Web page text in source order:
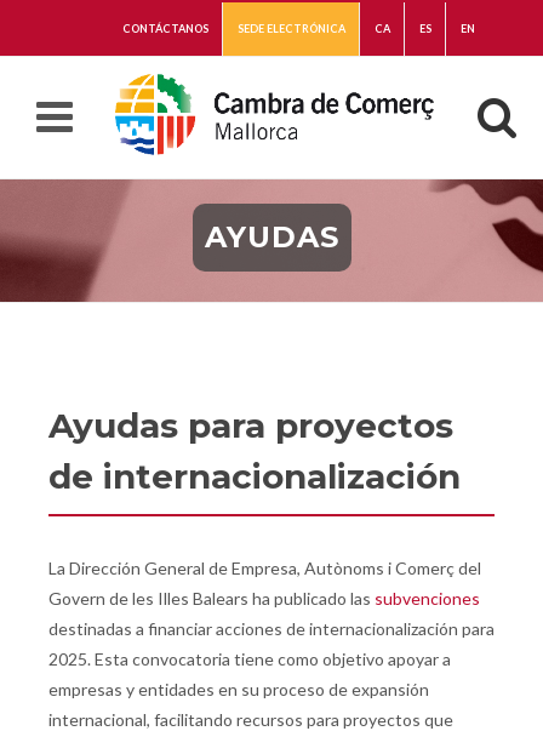
CONTÁCTANOS SEDE ELECTRÓNICA CA ES EN
AYUDAS
Ayudas para proyectos
de internacionalización
La Dirección General de Empresa, Autònoms i Comerç del
Govern de les Illes Balears ha publicado las subvenciones
destinadas a financiar acciones de internacionalización para
2025. Esta convocatoria tiene como objetivo apoyar a
empresas y entidades en su proceso de expansión
internacional, facilitando recursos para proyectos que